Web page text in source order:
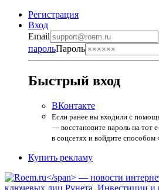
Регистрация
Вход
Email
парольПароль
Быстрый вход
ВКонтакте
Если ранее вы входили с
— восстановите пароль на тот
в соцсетях и войдите способом
Купить рекламу